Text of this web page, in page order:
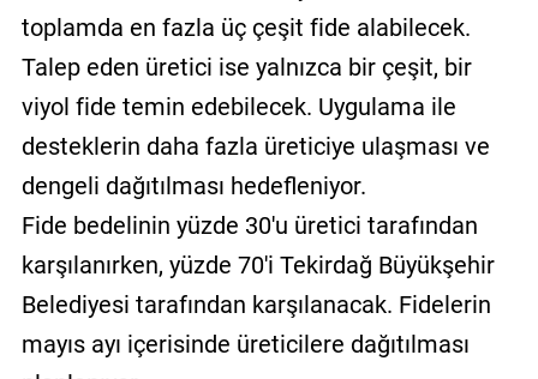
toplamda en fazla üç çeşit fide alabilecek.
Talep eden üretici ise yalnızca bir çeşit, bir
viyol fide temin edebilecek. Uygulama ile
desteklerin daha fazla üreticiye ulaşması ve
dengeli dağıtılması hedefleniyor.
Fide bedelinin yüzde 30'u üretici tarafından
karşılanırken, yüzde 70'i Tekirdağ Büyükşehir
Belediyesi tarafından karşılanacak. Fidelerin
mayıs ayı içerisinde üreticilere dağıtılması